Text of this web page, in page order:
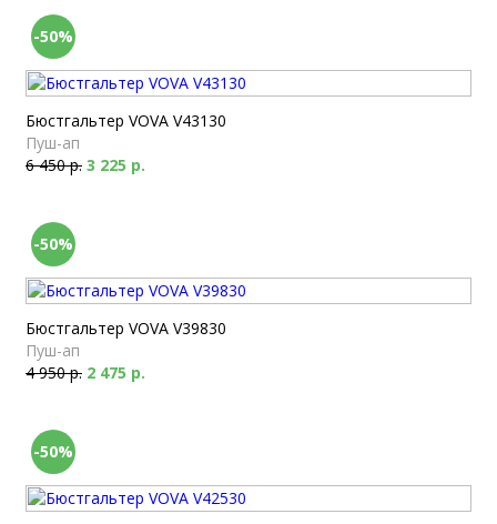
-50%
Бюстгальтер VOVA V43130
Пуш-ап
6 450 р. 3 225 р.
-50%
Бюстгальтер VOVA V39830
Пуш-ап
4 950 р. 2 475 р.
-50%